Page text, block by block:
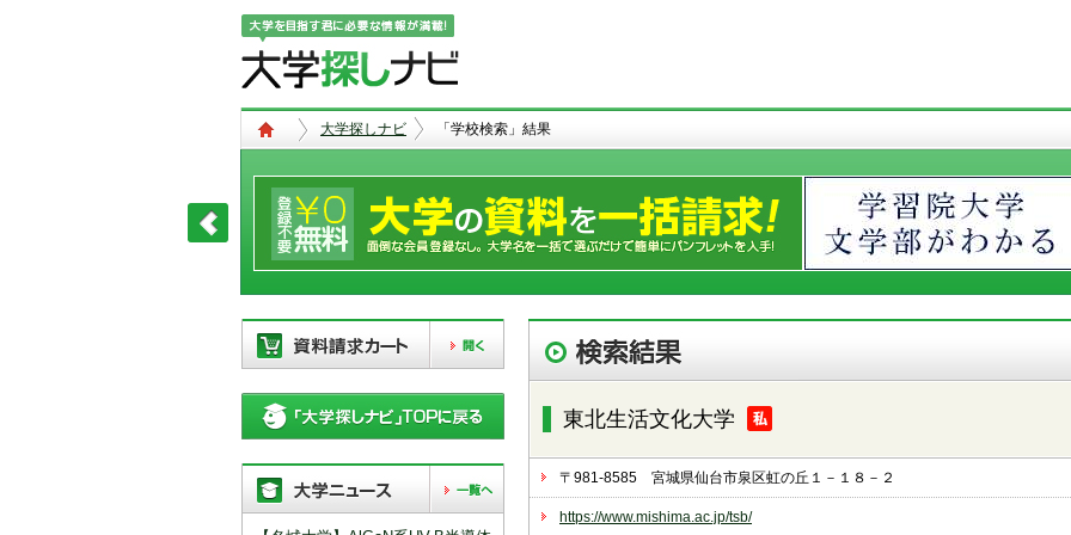
大学探しナビ 「学校検索」結果
現在、以下の学校を「資料請求カー
ト」に登録しています。「資料請求
カート」に登録できる学校は20校ま
リストから「削除」ボタンで登録を
削除して下さい。
「資料請求カート」の登録情報は、アクセ
東北生活文化大学
〒981-8585 宮城県仙台市泉区虹の丘１－１８－２
https://www.mishima.ac.jp/tsb/